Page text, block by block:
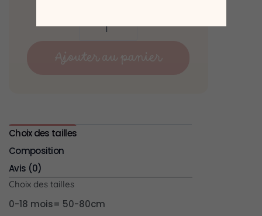
Choix des tailles
Composition
Avis (0)
Choix des tailles
0-18 mois= 50-80cm